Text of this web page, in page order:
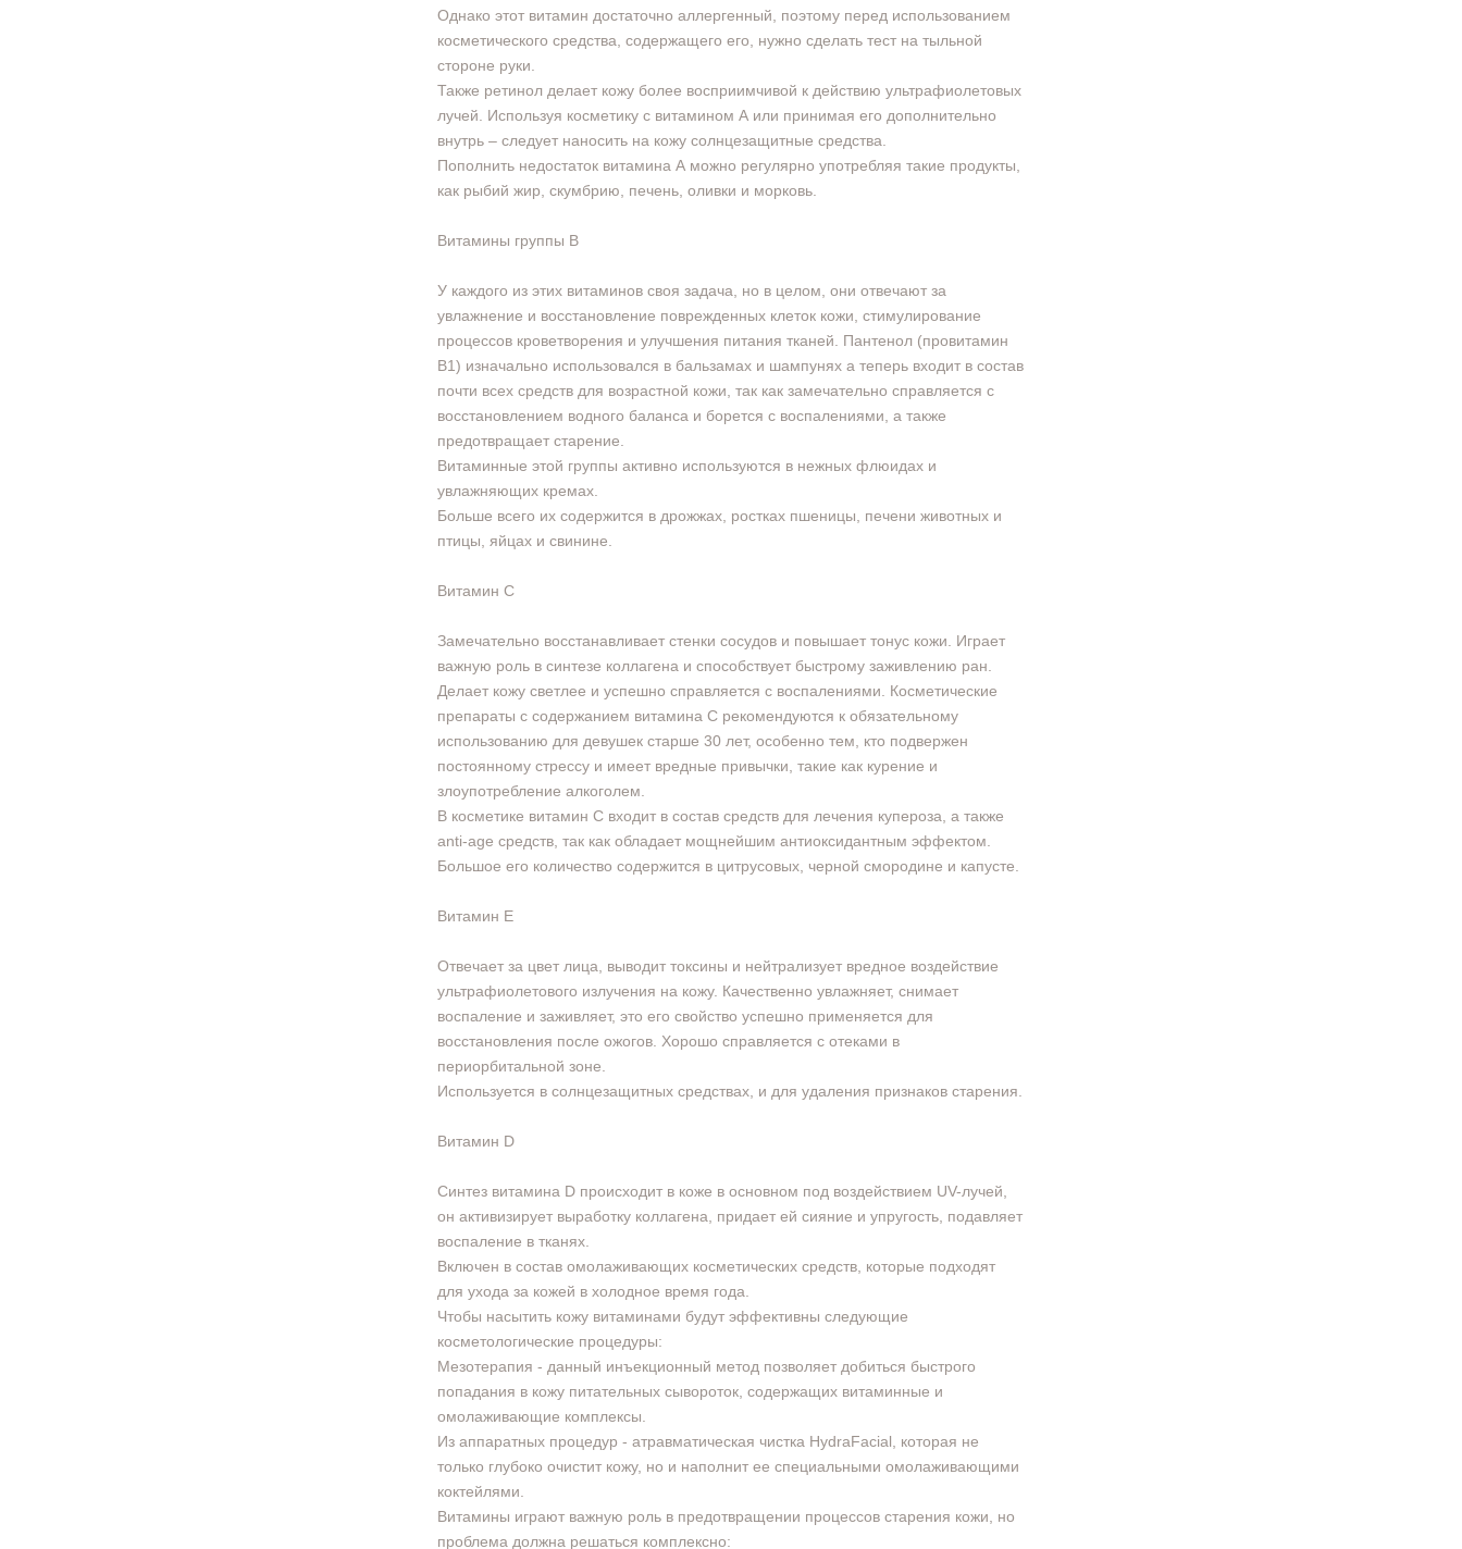
Однако этот витамин достаточно аллергенный, поэтому перед использованием
косметического средства, содержащего его, нужно сделать тест на тыльной
стороне руки.
Также ретинол делает кожу более восприимчивой к действию ультрафиолетовых
лучей. Используя косметику с витамином А или принимая его дополнительно
внутрь – следует наносить на кожу солнцезащитные средства.
Пополнить недостаток витамина А можно регулярно употребляя такие продукты,
как рыбий жир, скумбрию, печень, оливки и морковь.
Витамины группы В
У каждого из этих витаминов своя задача, но в целом, они отвечают за
увлажнение и восстановление поврежденных клеток кожи, стимулирование
процессов кроветворения и улучшения питания тканей. Пантенол (провитамин
В1) изначально использовался в бальзамах и шампунях а теперь входит в состав
почти всех средств для возрастной кожи, так как замечательно справляется с
восстановлением водного баланса и борется с воспалениями, а также
предотвращает старение.
Витаминные этой группы активно используются в нежных флюидах и
увлажняющих кремах.
Больше всего их содержится в дрожжах, ростках пшеницы, печени животных и
птицы, яйцах и свинине.
Витамин С
Замечательно восстанавливает стенки сосудов и повышает тонус кожи. Играет
важную роль в синтезе коллагена и способствует быстрому заживлению ран.
Делает кожу светлее и успешно справляется с воспалениями. Косметические
препараты с содержанием витамина С рекомендуются к обязательному
использованию для девушек старше 30 лет, особенно тем, кто подвержен
постоянному стрессу и имеет вредные привычки, такие как курение и
злоупотребление алкоголем.
В косметике витамин С входит в состав средств для лечения купероза, а также
anti-age средств, так как обладает мощнейшим антиоксидантным эффектом.
Большое его количество содержится в цитрусовых, черной смородине и капусте.
Витамин Е
Отвечает за цвет лица, выводит токсины и нейтрализует вредное воздействие
ультрафиолетового излучения на кожу. Качественно увлажняет, снимает
воспаление и заживляет, это его свойство успешно применяется для
восстановления после ожогов. Хорошо справляется с отеками в
периорбитальной зоне.
Используется в солнцезащитных средствах, и для удаления признаков старения.
Витамин D
Синтез витамина D происходит в коже в основном под воздействием UV-лучей,
он активизирует выработку коллагена, придает ей сияние и упругость, подавляет
воспаление в тканях.
Включен в состав омолаживающих косметических средств, которые подходят
для ухода за кожей в холодное время года.
Чтобы насытить кожу витаминами будут эффективны следующие
косметологические процедуры:
Мезотерапия - данный инъекционный метод позволяет добиться быстрого
попадания в кожу питательных сывороток, содержащих витаминные и
омолаживающие комплексы.
Из аппаратных процедур - атравматическая чистка HydraFacial, которая не
только глубоко очистит кожу, но и наполнит ее специальными омолаживающими
коктейлями.
Витамины играют важную роль в предотвращении процессов старения кожи, но
проблема должна решаться комплексно: